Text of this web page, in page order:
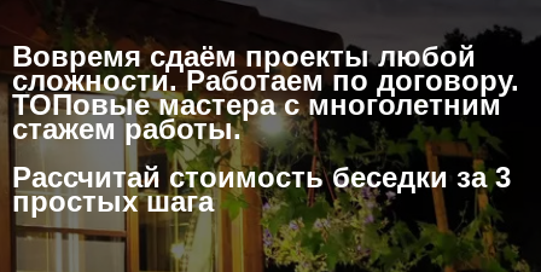
Вовремя сдаём проекты любой
сложности. Работаем по договору.
ТОПовые мастера с многолетним
стажем работы.
Рассчитай стоимость беседки за 3
простых шага